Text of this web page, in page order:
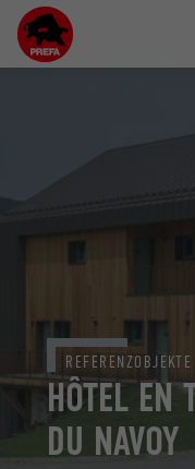
HÔTEL EN
DU NAVOY
REFERENZOBJEKTE